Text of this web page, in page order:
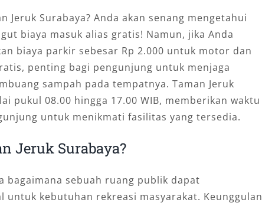
Jeruk Surabaya? Anda akan senang mengetahui
biaya masuk alias gratis! Namun, jika Anda
biaya parkir sebesar Rp 2.000 untuk motor dan
penting bagi pengunjung untuk menjaga
sampah pada tempatnya. Taman Jeruk
pukul 08.00 hingga 17.00 WIB, memberikan waktu
untuk menikmati fasilitas yang tersedia.
Jeruk Surabaya?
bagaimana sebuah ruang publik dapat
untuk kebutuhan rekreasi masyarakat. Keunggulan